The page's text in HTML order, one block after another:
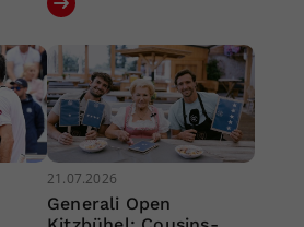
21.07.2026
Generali Open